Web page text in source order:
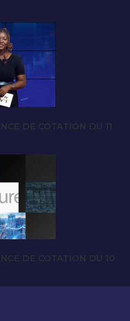
DE COTATION DU 11
DE COTATION DU 10